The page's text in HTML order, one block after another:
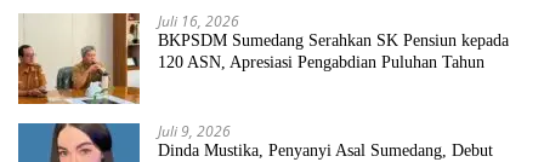
Juli 16, 2026
BKPSDM Sumedang Serahkan SK Pensiun kepada
120 ASN, Apresiasi Pengabdian Puluhan Tahun
Juli 9, 2026
Dinda Mustika, Penyanyi Asal Sumedang, Debut